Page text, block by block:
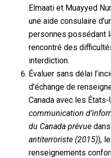
Elmaati et Muayyed
une aide consulaire
personnes possédant
rencontré des
interdiction.
Évaluer sans délai
d’échange de
Canada avec les
communication
du Canada prévue
antiterroriste (2015)),
renseignements